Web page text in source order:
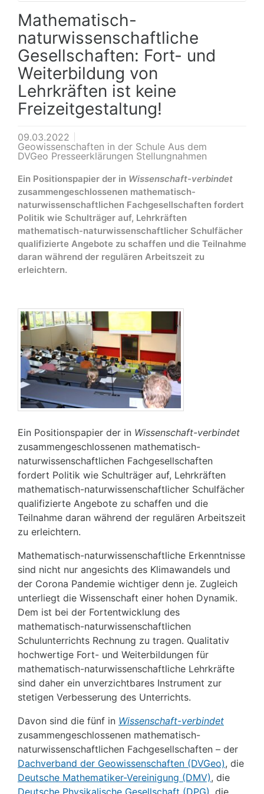
Mathematisch-
naturwissenschaftliche
Gesellschaften: Fort- und
Weiterbildung von
Lehrkräften ist keine
Freizeitgestaltung!
09.03.2022
Geowissenschaften in der Schule Aus dem
DVGeo Presseerklärungen Stellungnahmen
Ein Positionspapier der in Wissenschaft-verbindet
zusammengeschlossenen mathematisch-
naturwissenschaftlichen Fachgesellschaften fordert
Politik wie Schulträger auf, Lehrkräften
mathematisch-naturwissenschaftlicher Schulfächer
qualifizierte Angebote zu schaffen und die Teilnahme
daran während der regulären Arbeitszeit zu
erleichtern.
Ein Positionspapier der in Wissenschaft-verbindet
zusammengeschlossenen mathematisch-
naturwissenschaftlichen Fachgesellschaften
fordert Politik wie Schulträger auf, Lehrkräften
mathematisch-naturwissenschaftlicher Schulfächer
qualifizierte Angebote zu schaffen und die
Teilnahme daran während der regulären Arbeitszeit
zu erleichtern.
Mathematisch-naturwissenschaftliche Erkenntnisse
sind nicht nur angesichts des Klimawandels und
der Corona Pandemie wichtiger denn je. Zugleich
unterliegt die Wissenschaft einer hohen Dynamik.
Dem ist bei der Fortentwicklung des
mathematisch-naturwissenschaftlichen
Schulunterrichts Rechnung zu tragen. Qualitativ
hochwertige Fort- und Weiterbildungen für
mathematisch-naturwissenschaftliche Lehrkräfte
sind daher ein unverzichtbares Instrument zur
stetigen Verbesserung des Unterrichts.
Davon sind die fünf in Wissenschaft-verbindet
zusammengeschlossenen mathematisch-
naturwissenschaftlichen Fachgesellschaften – der
Dachverband der Geowissenschaften (DVGeo), die
Deutsche Mathematiker-Vereinigung (DMV), die
Deutsche Physikalische Gesellschaft (DPG) , die